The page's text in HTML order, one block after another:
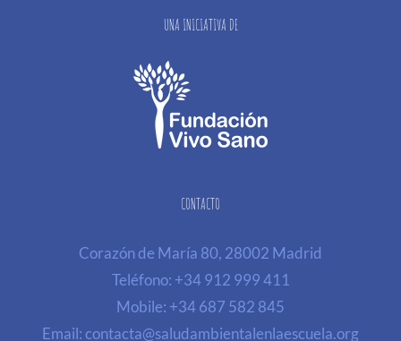
UNA INICIATIVA DE
CONTACTO
Corazón de María 80, 28002 Madrid
Teléfono: +34 912 999 411
Mobile: +34 687 582 845
Email: contacta@saludambientalenlaescuela.org